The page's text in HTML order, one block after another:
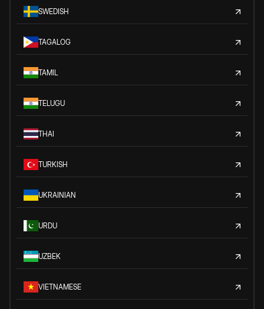
SWEDISH
TAGALOG
TAMIL
TELUGU
THAI
TURKISH
UKRAINIAN
URDU
UZBEK
VIETNAMESE